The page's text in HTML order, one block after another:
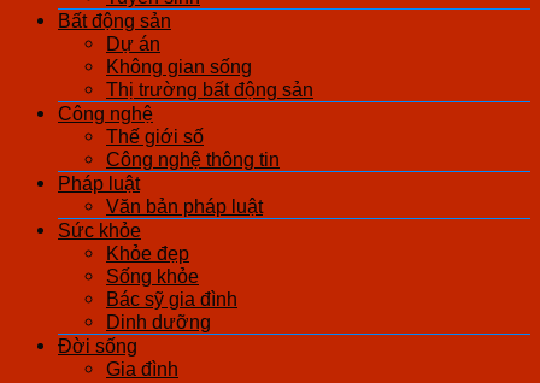
Bất động sản
Dự án
Không gian sống
Thị trường bất động sản
Công nghệ
Thế giới số
Công nghệ thông tin
Pháp luật
Văn bản pháp luật
Sức khỏe
Khỏe đẹp
Sống khỏe
Bác sỹ gia đình
Dinh dưỡng
Đời sống
Gia đình